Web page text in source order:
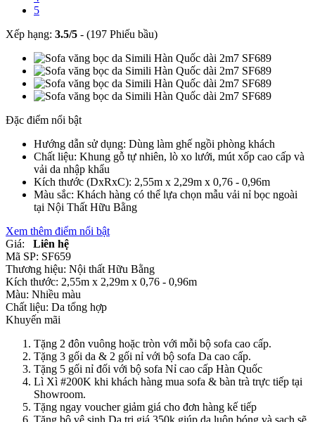
5
Xếp hạng: 3.5/5 - (197 Phiếu bầu)
Đặc điểm nổi bật
Hướng dẫn sử dụng: Dùng làm ghế ngồi phòng khách
Chất liệu: Khung gỗ tự nhiên, lò xo lưới, mút xốp cao cấp và
vải da nhập khẩu
Kích thước (DxRxC): 2,55m x 2,29m x 0,76 - 0,96m
Màu sắc: Khách hàng có thể lựa chọn mẫu vải nỉ bọc ngoài
tại Nội Thất Hữu Bằng
Xem thêm điểm nổi bật
Giá:
Liên hệ
Mã SP: SF659
Thương hiệu: Nội thất Hữu Bằng
Kích thước: 2,55m x 2,29m x 0,76 - 0,96m
Màu: Nhiều màu
Chất liệu: Da tổng hợp
Khuyến mãi
Tặng 2 đôn vuông hoặc tròn với mỗi bộ sofa cao cấp.
Tặng 3 gối da & 2 gối nỉ với bộ sofa Da cao cấp.
Tặng 5 gối nỉ đối với bộ sofa Nỉ cao cấp Hàn Quốc
Lì Xì #200K khi khách hàng mua sofa & bàn trà trực tiếp tại
Showroom.
Tặng ngay voucher giảm giá cho đơn hàng kế tiếp